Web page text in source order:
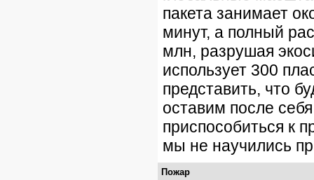
пакета занимает
минут, а полный
млн, разрушая
использует 300
представить, что
оставим после
приспособиться к
мы не научились
Пожар